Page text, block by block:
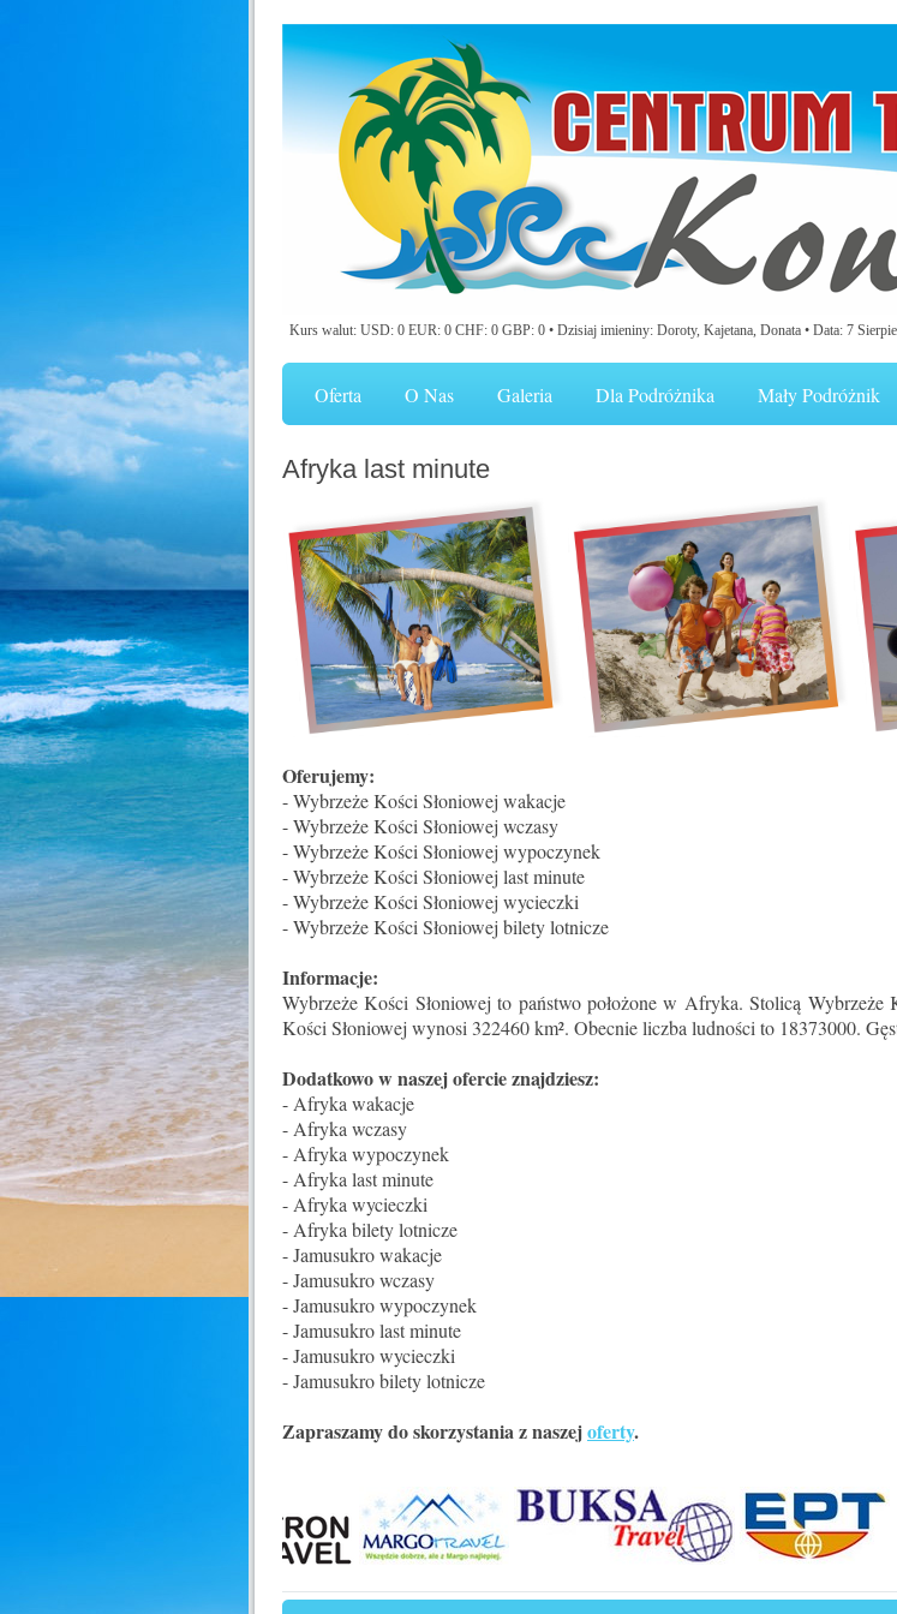
Kurs walut: USD: 0 EUR: 0 CHF: 0 GBP: 0 • Dzisiaj imieniny: Doroty, Kajetana, Donata • Data: 7
Oferta O Nas Galeria Dla Podróżnika Mały Podróżnik
Afryka last minute
Oferujemy:
- Wybrzeże Kości Słoniowej wakacje
- Wybrzeże Kości Słoniowej wczasy
- Wybrzeże Kości Słoniowej wypoczynek
- Wybrzeże Kości Słoniowej last minute
- Wybrzeże Kości Słoniowej wycieczki
- Wybrzeże Kości Słoniowej bilety lotnicze
Informacje:
Wybrzeże Kości Słoniowej to państwo położone w Afryka. Stolicą Wybrzeże
Kości Słoniowej wynosi 322460 km². Obecnie liczba ludności to 18373000.
Dodatkowo w naszej ofercie znajdziesz:
- Afryka wakacje
- Afryka wczasy
- Afryka wypoczynek
- Afryka last minute
- Afryka wycieczki
- Afryka bilety lotnicze
- Jamusukro wakacje
- Jamusukro wczasy
- Jamusukro wypoczynek
- Jamusukro last minute
- Jamusukro wycieczki
- Jamusukro bilety lotnicze
Zapraszamy do skorzystania z naszejoferty.